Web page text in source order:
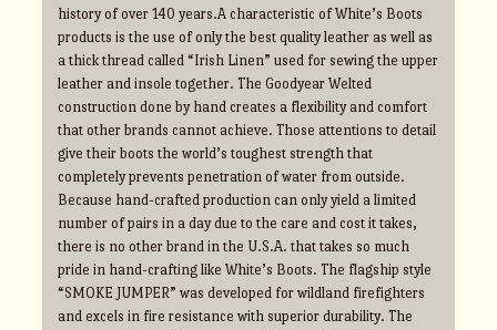
history of over 140 years.A characteristic of White’s Boots
products is the use of only the best quality leather as well as
a thick thread called “Irish Linen” used for sewing the upper
leather and insole together. The Goodyear Welted
construction done by hand creates a flexibility and comfort
that other brands cannot achieve. Those attentions to detail
give their boots the world’s toughest strength that
completely prevents penetration of water from outside.
Because hand-crafted production can only yield a limited
number of pairs in a day due to the care and cost it takes,
there is no other brand in the U.S.A. that takes so much
pride in hand-crafting like White’s Boots. The flagship style
“SMOKE JUMPER” was developed for wildland firefighters
and excels in fire resistance with superior durability. The